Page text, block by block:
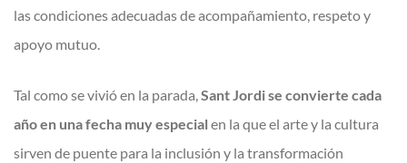
las condiciones adecuadas de acompañamiento, respeto y
apoyo mutuo.
Tal como se vivió en la parada,Sant Jordi se convierte cada
año en una fecha muy especial en la que el arte y la cultura
sirven de puente para la inclusión y la transformación